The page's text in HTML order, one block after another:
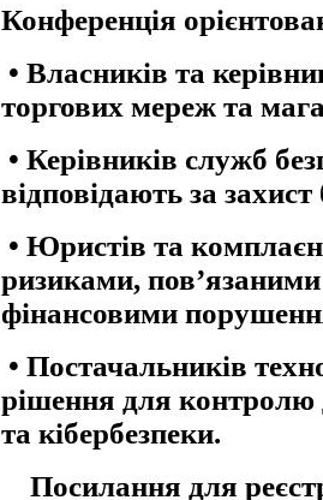
Конференція
• Власників та
торгових мереж та
• Керівників служб
відповідають за захист
• Юристів та
ризиками,
фінансовими
• Постачальників
рішення для контролю
та кібербезпеки.
Посилання для